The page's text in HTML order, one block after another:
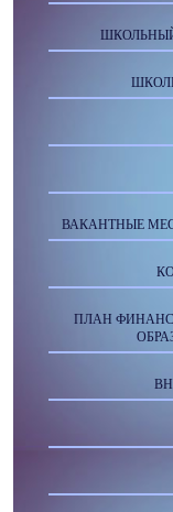
ВАКАНТНЫЕ
ПЛАН